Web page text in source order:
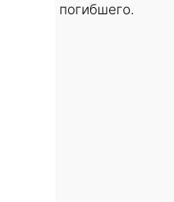
погибшего.